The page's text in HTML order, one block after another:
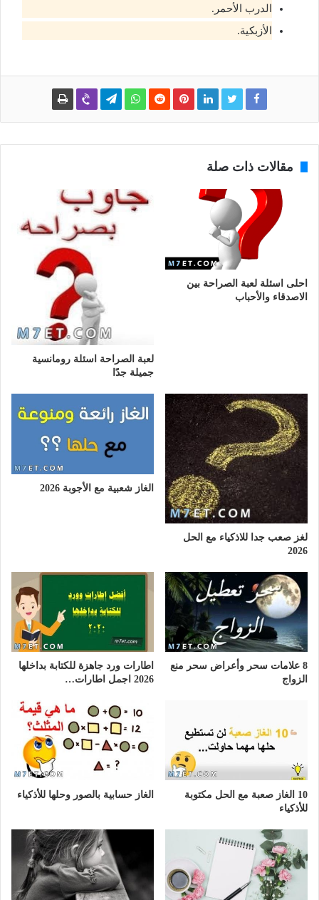
الدرب الأحمر.
الأزبكية.
مقالات ذات صلة
احلى اسئلة لعبة الصراحة بين
الاصدقاء والأحباب
لعبة الصراحة اسئلة رومانسية
جميلة جدًا
لغز صعب جدا للاذكياء مع الحل
2026
الغاز شعبية مع الأجوبة 2026
8 علامات سحر وأعراض سحر منع
الزواج
اطارات ورد جاهزة للكتابة بداخلها
2026 اجمل اطارات…
10 الغاز صعبة مع الحل مكتوبة
للأذكياء
الغاز حسابية بالصور وحلها للأذكياء